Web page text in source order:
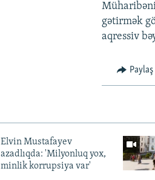
gətirmək
aqressiv
Paylaş
Elvin Mustafayev
azadlıqda: 'Milyonluq yox,
minlik korrupsiya var'